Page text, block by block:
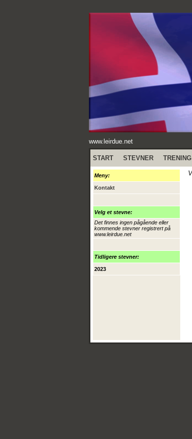
www.leirdue.net
START STEVNER TRENING
Meny:
Kontakt
Velg et stevne:
Det finnes ingen pågående eller
kommende stevner registrert på
www.leirdue.net
Tidligere stevner:
2023